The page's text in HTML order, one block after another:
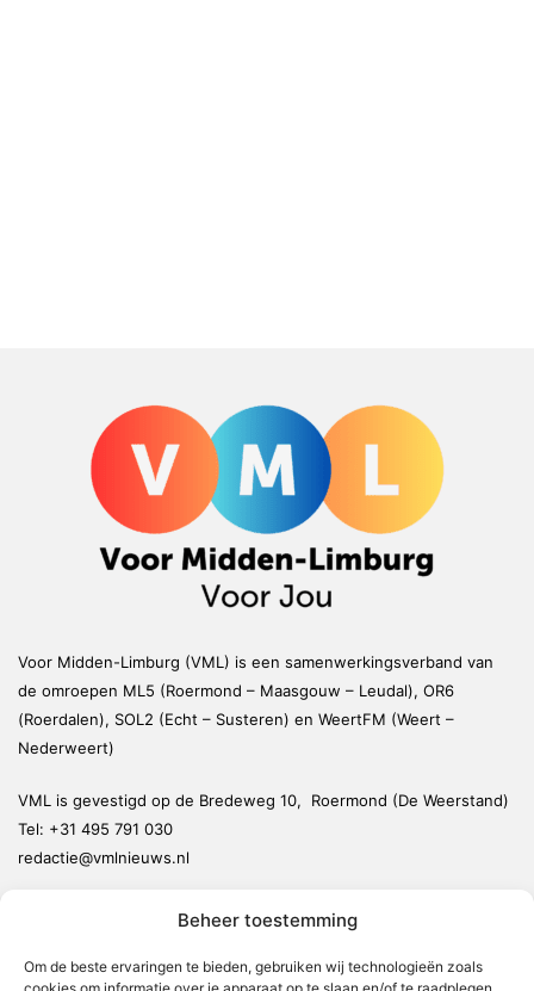
Beheer toestemming
Om de beste ervaringen te bieden, gebruiken wij technologieën zoals
Voor Midden-Limburg (VML) is een samenwerkingsverband van
de omroepen ML5 (Roermond – Maasgouw – Leudal), OR6
(Roerdalen), SOL2 (Echt – Susteren) en WeertFM (Weert –
Nederweert)
VML is gevestigd op de Bredeweg 10, Roermond (De Weerstand)
Tel: +31 495 791 030
redactie@vmlnieuws.nl